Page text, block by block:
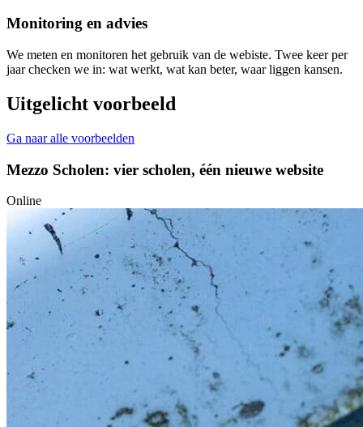
Monitoring en advies
We meten en monitoren het gebruik van de webiste. Twee keer per
jaar checken we in: wat werkt, wat kan beter, waar liggen kansen.
Uitgelicht voorbeeld
Ga naar alle voorbeelden
Mezzo Scholen: vier scholen, één nieuwe website
Online